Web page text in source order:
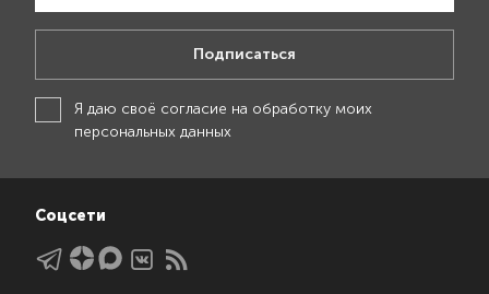
Подписаться
Я даю своё согласие на обработку моих
персональных данных
Соцсети